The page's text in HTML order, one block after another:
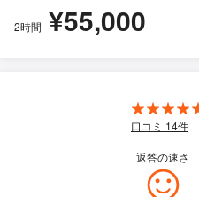
2時間 ¥55,000
口コミ 14件
返答の速さ